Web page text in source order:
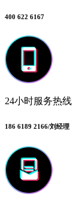
400 622 6167
24小时服务热线
186 6189 2166/刘经理